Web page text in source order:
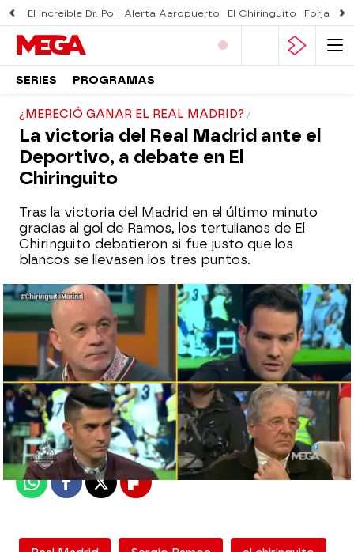
El increíble Dr. Pol Alerta Aeropuerto El Chiringuito Forjado
SERIES PROGRAMAS
¿MERECIÓ GANAR EL REAL MADRID?
La victoria del Real Madrid ante el
Deportivo, a debate en El
Chiringuito
Tras la victoria del Madrid en el último minuto
gracias al gol de Ramos, los tertulianos de El
Chiringuito debatieron si fue justo que los
blancos se llevasen los tres puntos.
mega
Madrid
Publicado: 12 de febrero de 2018, 13:00
WhatsappFacebook
X Flipboard